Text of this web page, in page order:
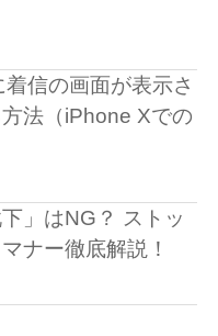
信の画面が表示さ
法（iPhone Xでの
」はNG？ ストッ
ナー徹底解説！